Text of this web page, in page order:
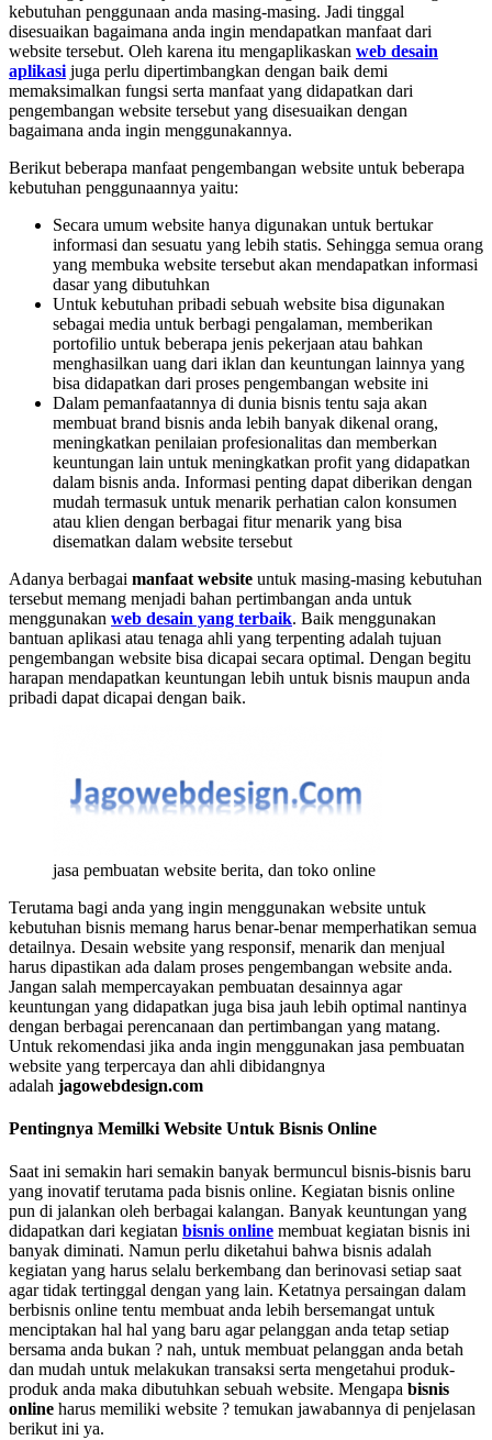
kebutuhan penggunaan anda masing-masing. Jadi tinggal
disesuaikan bagaimana anda ingin mendapatkan manfaat dari
website tersebut. Oleh karena itu mengaplikaskan web desain
aplikasi juga perlu dipertimbangkan dengan baik demi
memaksimalkan fungsi serta manfaat yang didapatkan dari
pengembangan website tersebut yang disesuaikan dengan
bagaimana anda ingin menggunakannya.
Berikut beberapa manfaat pengembangan website untuk beberapa
kebutuhan penggunaannya yaitu:
Secara umum website hanya digunakan untuk bertukar
informasi dan sesuatu yang lebih statis. Sehingga semua orang
yang membuka website tersebut akan mendapatkan informasi
dasar yang dibutuhkan
Untuk kebutuhan pribadi sebuah website bisa digunakan
sebagai media untuk berbagi pengalaman, memberikan
portofilio untuk beberapa jenis pekerjaan atau bahkan
menghasilkan uang dari iklan dan keuntungan lainnya yang
bisa didapatkan dari proses pengembangan website ini
Dalam pemanfaatannya di dunia bisnis tentu saja akan
membuat brand bisnis anda lebih banyak dikenal orang,
meningkatkan penilaian profesionalitas dan memberkan
keuntungan lain untuk meningkatkan profit yang didapatkan
dalam bisnis anda. Informasi penting dapat diberikan dengan
mudah termasuk untuk menarik perhatian calon konsumen
atau klien dengan berbagai fitur menarik yang bisa
disematkan dalam website tersebut
Adanya berbagai manfaat website untuk masing-masing kebutuhan
tersebut memang menjadi bahan pertimbangan anda untuk
menggunakan web desain yang terbaik. Baik menggunakan
bantuan aplikasi atau tenaga ahli yang terpenting adalah tujuan
pengembangan website bisa dicapai secara optimal. Dengan begitu
harapan mendapatkan keuntungan lebih untuk bisnis maupun anda
pribadi dapat dicapai dengan baik.
jasa pembuatan website berita, dan toko online
Terutama bagi anda yang ingin menggunakan website untuk
kebutuhan bisnis memang harus benar-benar memperhatikan semua
detailnya. Desain website yang responsif, menarik dan menjual
harus dipastikan ada dalam proses pengembangan website anda.
Jangan salah mempercayakan pembuatan desainnya agar
keuntungan yang didapatkan juga bisa jauh lebih optimal nantinya
dengan berbagai perencanaan dan pertimbangan yang matang.
Untuk rekomendasi jika anda ingin menggunakan jasa pembuatan
website yang terpercaya dan ahli dibidangnya
adalah jagowebdesign.com
Pentingnya Memilki Website Untuk Bisnis Online
Saat ini semakin hari semakin banyak bermuncul bisnis-bisnis baru
yang inovatif terutama pada bisnis online. Kegiatan bisnis online
pun di jalankan oleh berbagai kalangan. Banyak keuntungan yang
didapatkan dari kegiatan bisnis online membuat kegiatan bisnis ini
banyak diminati. Namun perlu diketahui bahwa bisnis adalah
kegiatan yang harus selalu berkembang dan berinovasi setiap saat
agar tidak tertinggal dengan yang lain. Ketatnya persaingan dalam
berbisnis online tentu membuat anda lebih bersemangat untuk
menciptakan hal hal yang baru agar pelanggan anda tetap setiap
bersama anda bukan ? nah, untuk membuat pelanggan anda betah
dan mudah untuk melakukan transaksi serta mengetahui produk-
produk anda maka dibutuhkan sebuah website. Mengapa bisnis
online harus memiliki website ? temukan jawabannya di penjelasan
berikut ini ya.